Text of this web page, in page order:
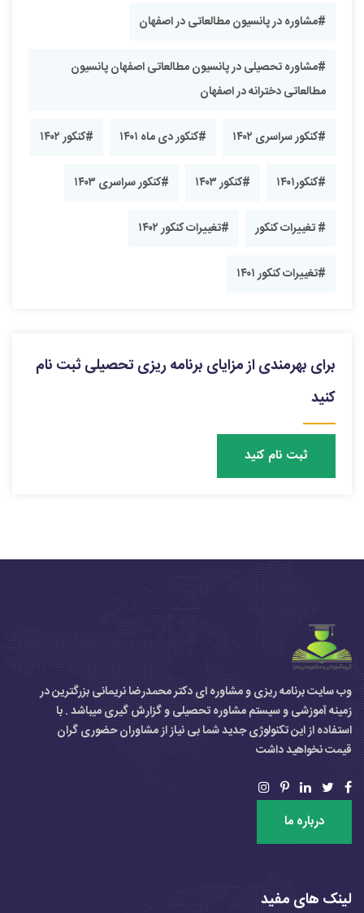
#مشاوره در پانسیون مطالعاتی در اصفهان
#مشاوره تحصیلی در پانسیون مطالعاتی اصفهان پانسیون
مطالعاتی دخترانه در اصفهان
#کنکور سراسری ۱۴۰۲ #کنکور دی ماه ۱۴۰۱ #کنکور ۱۴۰۲
#کنکور۱۴۰۱ #کنکور ۱۴۰۳ #کنکور سراسری ۱۴۰۳
# تغییرات کنکور #تغییرات کنکور ۱۴۰۲
#تغییرات کنکور ۱۴۰۱
برای بهرمندی از مزایای برنامه ریزی تحصیلی ثبت نام
کنید
ثبت نام کنید
وب سایت برنامه ریزی و مشاوره ای دکتر محمدرضا نریمانی بزرگترین در
زمینه آموزشی و سیستم مشاوره تحصیلی و گزارش گیری میباشد . با
استفاده از این تکنولوژی جدید شما بی نیاز از مشاوران حضوری گران
قیمت نخواهید داشت
درباره ما
لینک های مفید